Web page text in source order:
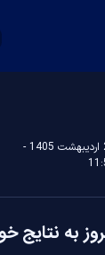
21 ارديبهشت 1405 -
به نتایج